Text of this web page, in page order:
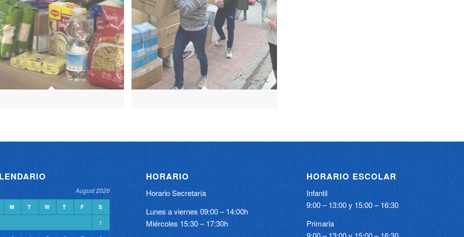
August 2026
M T W T F S
1
HORARIO
Horario Secretaría
Lunes a viernes 09:00 – 14:00h
Miércoles 15:30 – 17:30h
HORARIO ESCOLAR
Infantil
9:00 – 13:00 y 15:00 – 16:30
Primaria